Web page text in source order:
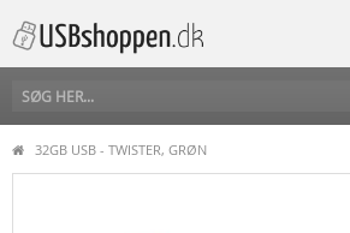
32GB USB - TWISTER, GRØN